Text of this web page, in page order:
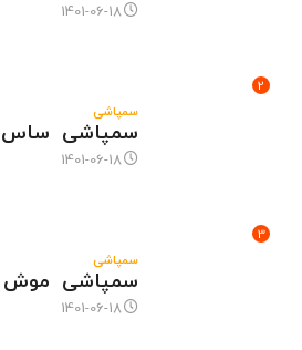
1401-06-18
2
سمپاشی
سمپاشی ساس
1401-06-18
3
سمپاشی
سمپاشی موش
1401-06-18